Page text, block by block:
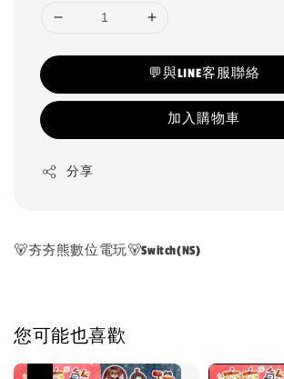
💬與LINE客服聯絡
加入購物車
分享
🐻夯夯熊數位電玩🐻Switch(NS)
您可能也喜歡